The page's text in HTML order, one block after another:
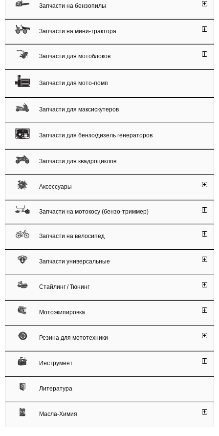
Запчасти на бензопилы
Запчасти на мини-трактора
Запчасти для мотоблоков
Запчасти для мото-помп
Запчасти для максискутеров
Запчасти для бензо/дизель генераторов
Запчасти для квадроциклов
Аксессуары
Запчасти на мотокосу (бензо-триммер)
Запчасти на велосипед
Запчасти универсальные
Стайлинг / Тюнинг
Мотоэкипировка
Резина для мототехники
Инструмент
Литература
Масла-Химия